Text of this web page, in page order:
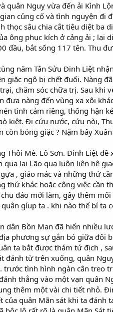
quân Nguỵ vừa đến ải Kình
củng cố và tình nguyện đi
sâu chia cắt tiêu diệt ba
ông phục kích ở cảng ải ; lại
bắt sống 117 tên. Thu
năm Tân Sửu Đinh Liệt
ngô bị chết đuối. Nàng
chăm sóc chữa trị. Sau khi
đưa nàng đến vùng xa xôi
tình cảm riêng, thống hận
kiệt. Đi cứu nước, cứu nòi,
bóng giặc ? Nặm bấy
Mè. Lô Sơn. Đinh Liệt
lại Lão qua luôn liên hệ
, giáo mác và những thứ
khác hoặc công việc cần
đáo mới làm, gây thêm
gíup ta . khi nào thế bí ta
Bồn Man đã hiến nhiều
phương sự gắn bó giữa đôi
ta bắt được thám tứ địch ,
đánh từ trên xuống, quân
tình hình ngàn cân treo
thẳng vào một vạn quân
thêm một vài chi tiết nhỏ.
quân Mãn sát khi ta đánh